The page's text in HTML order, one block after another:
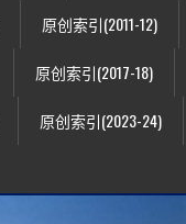
原创索引(2011-12)
原创索引(2017-18)
原创索引(2023-24)